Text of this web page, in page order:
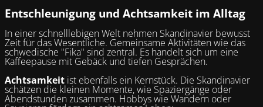
Entschleunigung und Achtsamkeit im Alltag
In einer schnelllebigen Welt nehmen Skandinavier bewusst
Zeit für das Wesentliche. Gemeinsame Aktivitäten wie das
schwedische "Fika" sind zentral. Es handelt sich um eine
Kaffeepause mit Gebäck und tiefen Gesprächen.
Achtsamkeit ist ebenfalls ein Kernstück. Die Skandinavier
schätzen die kleinen Momente, wie Spaziergänge oder
Abendstunden zusammen. Hobbys wie Wandern oder